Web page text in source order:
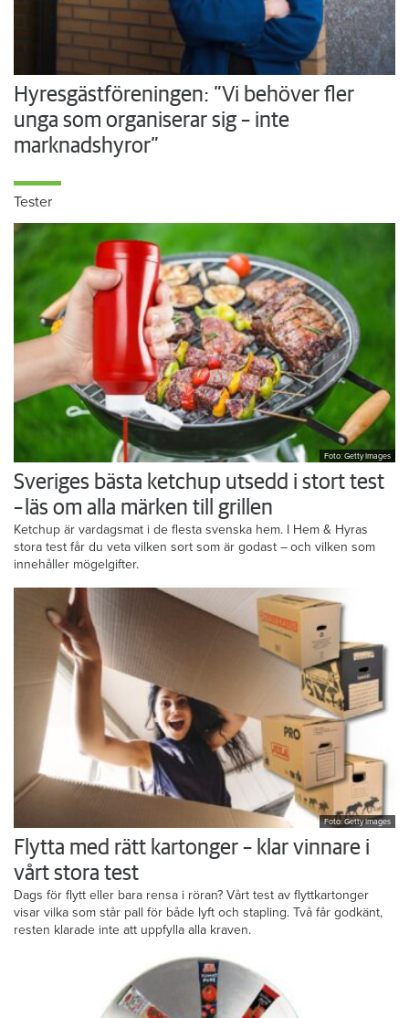
Hyresgästföreningen: ”Vi behöver fler
unga som organiserar sig – inte
marknadshyror”
Tester
Foto: Getty Images
Sveriges bästa ketchup utsedd i stort test
– läs om alla märken till grillen
Ketchup är vardagsmat i de flesta svenska hem. I Hem & Hyras
stora test får du veta vilken sort som är godast – och vilken som
innehåller mögelgifter.
Foto: Getty Images
Flytta med rätt kartonger – klar vinnare i
vårt stora test
Dags för flytt eller bara rensa i röran? Vårt test av flyttkartonger
visar vilka som står pall för både lyft och stapling. Två får godkänt,
resten klarade inte att uppfylla alla kraven.